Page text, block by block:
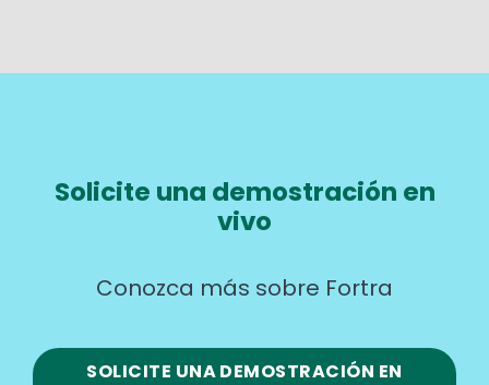
Solicite una demostración en
vivo
Conozca más sobre Fortra
SOLICITE UNA DEMOSTRACIÓN EN